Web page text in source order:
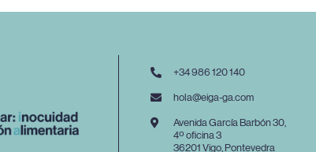
+34 986 120 140
hola@eiga-ga.com
Avenida García Barbón 30,
4º oficina 3
36201 Vigo, Pontevedra